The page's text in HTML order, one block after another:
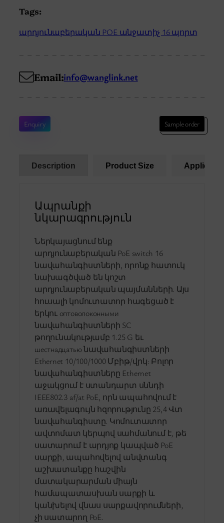
Tags:
արդյունաբերական POE անջատիչ 16 պորտ
Email:info@wanglink.net
Enquiry Sample order
Description Product Size
Ապրանքի
նկարագրություն
Ներկայացնում ենք
արդյունաբերական PoE switch 16
նավահանգիստների, որոնք հատուկ
նախագծված են կոշտ
արդյունաբերական պայմանների. Այս
հուսալի կոմուտատոր հագեցած է
երկու оптоволоконными
նավահանգիստների SC
թողունակությամբ 1.25 G եւ
шестнадцатью նավահանգիստների
Ethernet 10/100/1000 Մբիթ/վրկ: Բոլոր
նավահանգիստները Ethernet
աջակցում է ստանդարտ սննդի
IEEE802.3 af/at PoE, որն ապահովում է
առավելագույն հզորությունը 25,4 Վտ
նավահանգիստը. Կոմուտատոր
ավտոմատ կերպով սահմանում է, թե
սատարում է արդյոք կապված PoE
սարքի, ապահովելով անվտանգ
աշխատանքը հաշվին
մատակարարման միայն
համապատասխան սարքի և
կանխելով վնաս սարքավորումների,
չի սատարող PoE.